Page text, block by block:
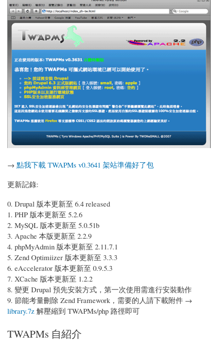
→ 點我下載 TWAPMs v0.3641 架站準備好了包
更新記錄:
0. Drupal 版本更新至 6.4 released
1. PHP 版本更新至 5.2.6
2. MySQL 版本更新至 5.0.51b
3. Apache 本版更新至 2.2.9
4. phpMyAdmin 版本更新至 2.11.7.1
5. Zend Optimiizer 版本更新至 3.3.3
6. eAccelerator 版本更新至 0.9.5.3
7. XCache 版本更新至 1.2.2
8. 變更 Drupal 預先安裝方式，第一次使用需進行安裝動作
9. 節能考量刪除 Zend Framework，需要的人請下載附件 →
library.7z 解壓縮到 TWAPMs/php 路徑即可
TWAPMs 自紹介